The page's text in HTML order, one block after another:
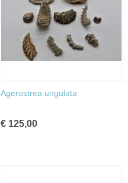
Agerostrea ungulata
€ 125,00